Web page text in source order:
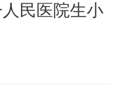
民医院生小